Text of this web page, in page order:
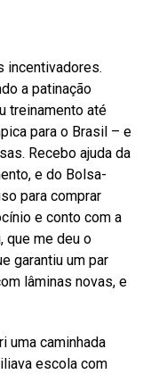
incentivadores.
a patinação
treinamento até
para o Brasil – e
Recebo ajuda da
e do Bolsa-
para comprar
e conto com a
que me deu o
garantiu um par
lâminas novas, e
uma caminhada
escola com